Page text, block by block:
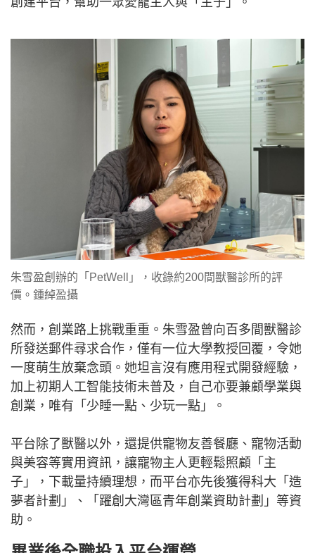
朱雪盈創辦的「PetWell」，收錄約200間獸醫診所的評
價。鍾綽盈攝
然而，創業路上挑戰重重。朱雪盈曾向百多間獸醫診
所發送郵件尋求合作，僅有一位大學教授回覆，令她
一度萌生放棄念頭。她坦言沒有應用程式開發經驗，
加上初期人工智能技術未普及，自己亦要兼顧學業與
創業，唯有「少睡一點、少玩一點」。
平台除了獸醫以外，還提供寵物友善餐廳、寵物活動
與美容等實用資訊，讓寵物主人更輕鬆照顧「主
子」，下載量持續理想，而平台亦先後獲得科大「造
夢者計劃」、「躍創大灣區青年創業資助計劃」等資
助。